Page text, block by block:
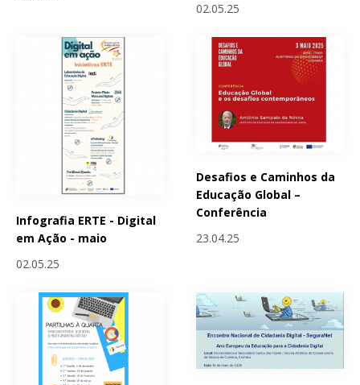
02.05.25
Infografia ERTE - Digital
em Ação - maio
02.05.25
Desafios e Caminhos da
Educação Global –
Conferência
23.04.25